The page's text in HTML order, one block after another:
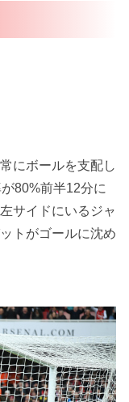
にボールを支配し
80%前半12分に
サイドにいるジャ
トがゴールに沈め